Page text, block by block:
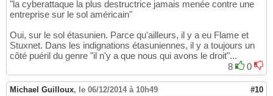
"la cyberattaque la plus destructrice jamais menée contre une
entreprise sur le sol américain"
Oui, sur le sol étasunien. Parce qu'ailleurs, il y a eu Flame et
Stuxnet. Dans les indignations étasuniennes, il y a toujours un
côté puéril du genre "il n'y a que nous qui avons le droit"...
8
0
Michael Guilloux, le 06/12/2014 à 10h49 #10